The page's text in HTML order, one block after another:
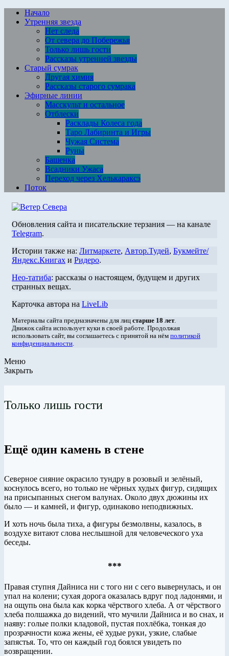
Перейти
содержимому
Начало
Утренняя звезда
Нет следа
От севера до Побережья
Только лишь гости
Рассказы утренней звезды
Старый сумрак
Другая химия
Рассказы старого сумрака
Эфирные линии
Масскульт и остальное
Отблески
Расклады Колеса года
Таро Лабиринта и Игры
Чужая Система
Руны
Башенка
Всадники Ужаса
Переход через Хелькараксэ
Поток
Обновления сайта и писательские терзания — на канале
Telegram.
Истории также на: Литмаркете, Автор.Тудей, Букмейте/
Яндекс.Книгах и Ридеро.
Нео-татиба: рассказы о настоящем, будущем и других
странных вещах.
Карточка автора на LiveLib
Материалы сайта предназначены для лиц старше 18 лет.
Движок сайта использует куки в своей работе. Продолжая
использовать сайт, вы соглашаетесь с принятой на нём политикой
конфиденциальности.
Меню
Закрыть
Только лишь гости
Ещё один камень в стене
Северное сияние окрасило тундру в розовый и зелёный,
коснулось всего, но только не чёрных худых фигур, сидящих
на присыпанных снегом валунах. Около двух дюжины их
было — и камней, и фигур, одинаково неподвижных.
И хоть ночь была тиха, а фигуры безмолвны, казалось, в
воздухе витают слова неслышной для человеческого уха
беседы.
***
Правая ступня Дайниса ни с того ни с сего вывернулась, и он
упал на колени; сухая дорога оказалась вдруг под ладонями, и
на ощупь она была как корка чёрствого хлеба. А от чёрствого
хлеба полшажка до видений, что мучили Дайниса и во снах, и
наяву: голые полки кладовой, пустая похлёбка, тонкая до
прозрачности кожа жены, её худые руки, узкие, слабые
запястья. То, что он каждый год боялся увидеть по
возвращении.